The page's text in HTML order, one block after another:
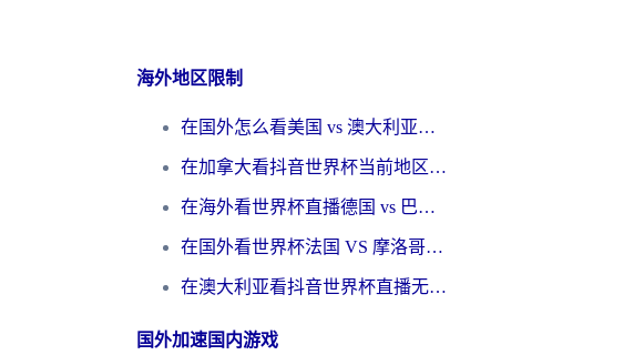
海外地区限制
在国外怎么看美国 vs 澳大利亚世界杯直播？海外党必藏的中文解说观赛指南
在加拿大看抖音世界杯当前地区不可播放？海外党体育观赛终极指南
在海外看世界杯直播德国 vs 巴拉圭当前IP受限制？这篇指南帮你轻松解决地区限制
在国外看世界杯法国 VS 摩洛哥仅限中国大陆？别让地域限制拦下你的欢呼
在澳大利亚看抖音世界杯直播无法播放？海外党体育观赛终极指南来了！
国外加速国内游戏